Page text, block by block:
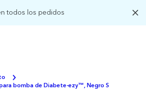
todos los pedidos
bomba de Diabete-ezy™, Negro S